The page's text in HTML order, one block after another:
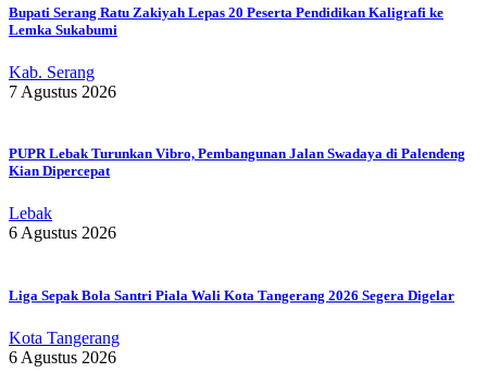
Bupati Serang Ratu Zakiyah Lepas 20 Peserta Pendidikan Kaligrafi ke
Lemka Sukabumi
Kab. Serang
7 Agustus 2026
PUPR Lebak Turunkan Vibro, Pembangunan Jalan Swadaya di Palendeng
Kian Dipercepat
Lebak
6 Agustus 2026
Liga Sepak Bola Santri Piala Wali Kota Tangerang 2026 Segera Digelar
Kota Tangerang
6 Agustus 2026